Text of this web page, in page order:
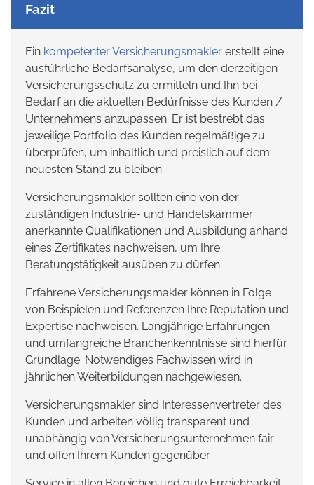
Fazit
Ein kompetenter Versicherungsmakler erstellt eine
ausführliche Bedarfsanalyse, um den derzeitigen
Versicherungsschutz zu ermitteln und Ihn bei
Bedarf an die aktuellen Bedürfnisse des Kunden /
Unternehmens anzupassen. Er ist bestrebt das
jeweilige Portfolio des Kunden regelmäßige zu
überprüfen, um inhaltlich und preislich auf dem
neuesten Stand zu bleiben.
Versicherungsmakler sollten eine von der
zuständigen Industrie- und Handelskammer
anerkannte Qualifikationen und Ausbildung anhand
eines Zertifikates nachweisen, um Ihre
Beratungstätigkeit ausüben zu dürfen.
Erfahrene Versicherungsmakler können in Folge
von Beispielen und Referenzen Ihre Reputation und
Expertise nachweisen. Langjährige Erfahrungen
und umfangreiche Branchenkenntnisse sind hierfür
Grundlage. Notwendiges Fachwissen wird in
jährlichen Weiterbildungen nachgewiesen.
Versicherungsmakler sind Interessenvertreter des
Kunden und arbeiten völlig transparent und
unabhängig von Versicherungsunternehmen fair
und offen Ihrem Kunden gegenüber.